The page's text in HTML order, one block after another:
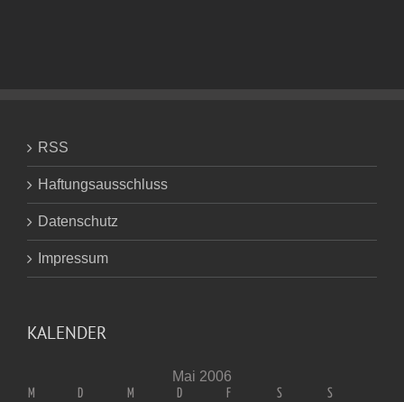
RSS
Haftungsausschluss
Datenschutz
Impressum
KALENDER
Mai 2006
M D M D F S S